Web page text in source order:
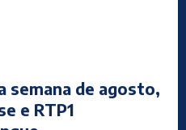
semana de agosto,
e RTP1